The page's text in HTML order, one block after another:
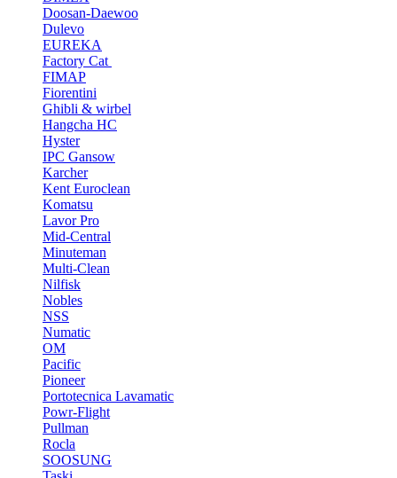
Doosan-Daewoo
Dulevo
EUREKA
Factory Cat
FIMAP
Fiorentini
Ghibli & wirbel
Hangcha HC
Hyster
IPC Gansow
Karcher
Kent Euroclean
Komatsu
Lavor Pro
Mid-Central
Minuteman
Multi-Clean
Nilfisk
Nobles
NSS
Numatic
OM
Pacific
Pioneer
Portotecnica Lavamatic
Powr-Flight
Pullman
Rocla
SOOSUNG